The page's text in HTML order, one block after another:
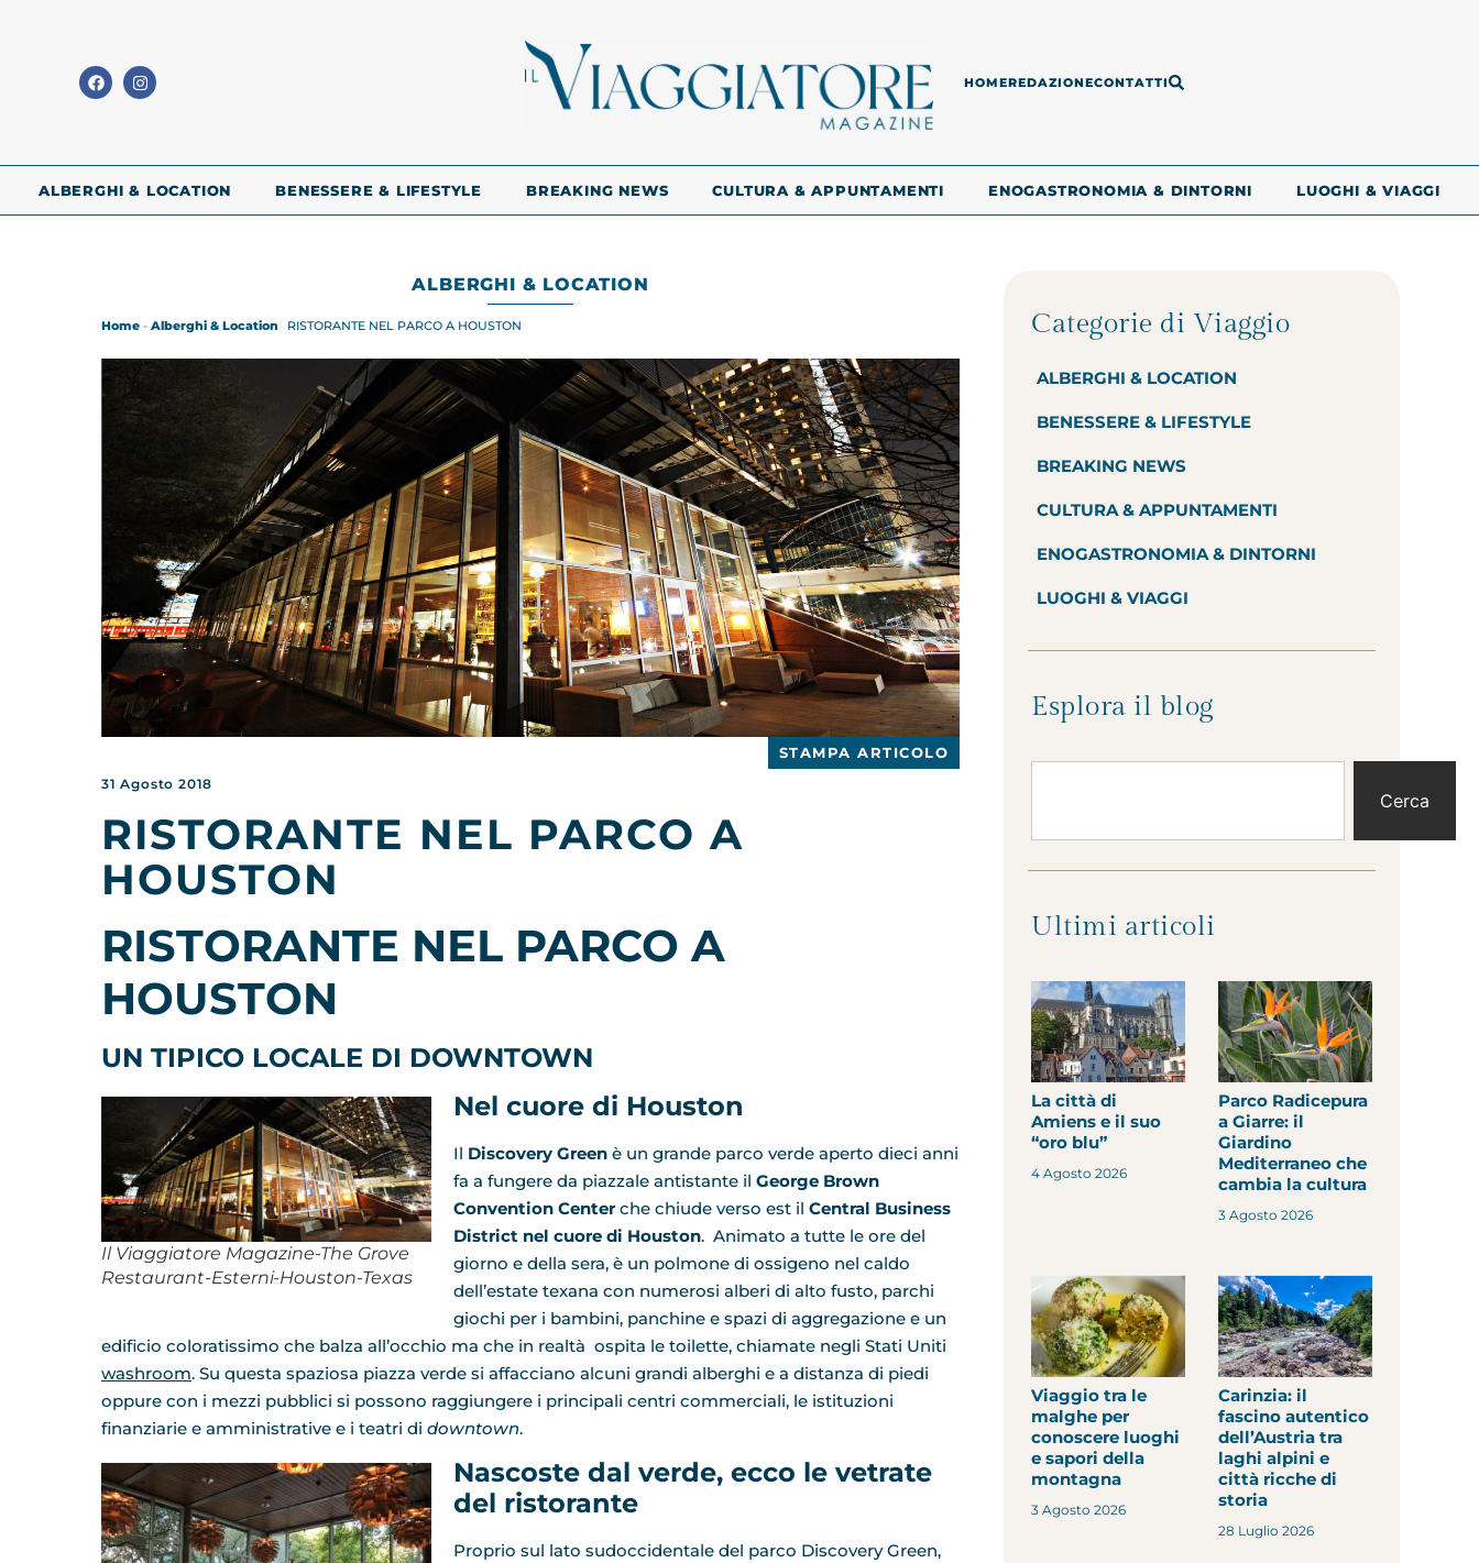
HOMEREDAZIONECONTATTI
ALBERGHI & LOCATION BENESSERE & LIFESTYLE BREAKING NEWS CULTURA & APPUNTAMENTI ENOGASTRONOMIA & DINTORNI LUOGHI & VIAGGI
ALBERGHI & LOCATION
Home - Alberghi & Location RISTORANTE NEL PARCO A HOUSTON
STAMPA ARTICOLO
31 Agosto 2018
RISTORANTE NEL PARCO A
HOUSTON
RISTORANTE NEL PARCO A
HOUSTON
UN TIPICO LOCALE DI DOWNTOWN
Il Viaggiatore Magazine-The Grove
Restaurant-Esterni-Houston-Texas
Nel cuore di Houston
Il Discovery Green è un grande parco verde aperto dieci anni
fa a fungere da piazzale antistante il George Brown
Convention Centerche chiude verso est il Central Business
District nel cuore di Houston. Animato a tutte le ore del
giorno e della sera, è un polmone di ossigeno nel caldo
dell’estate texana con numerosi alberi di alto fusto, parchi
giochi per i bambini, panchine e spazi di aggregazione e un
edificio coloratissimo che balza all’occhio ma che in realtà ospita le toilette, chiamate negli Stati Uniti
washroom. Su questa spaziosa piazza verde si affacciano alcuni grandi alberghi e a distanza di piedi
oppure con i mezzi pubblici si possono raggiungere i principali centri commerciali, le istituzioni
finanziarie e amministrative e i teatri di downtown.
Nascoste dal verde, ecco le vetrate
del ristorante
Proprio sul lato sudoccidentale del parco Discovery Green,
Categorie di Viaggio
ALBERGHI & LOCATION
BENESSERE & LIFESTYLE
BREAKING NEWS
CULTURA & APPUNTAMENTI
ENOGASTRONOMIA & DINTORNI
LUOGHI & VIAGGI
Esplora il blog
Cerca
Ultimi articoli
La città di
Amiens e il suo
“oro blu”
4 Agosto 2026
Parco Radicepura
a Giarre: il
Giardino
Mediterraneo che
cambia la cultura
3 Agosto 2026
Viaggio tra le
malghe per
conoscere luoghi
e sapori della
montagna
3 Agosto 2026
Carinzia: il
fascino autentico
dell’Austria tra
laghi alpini e
città ricche di
storia
28 Luglio 2026